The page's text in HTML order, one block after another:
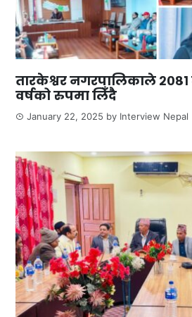
तारकेश्वर नगरपालिकाले
वर्षको रुपमा लिँदै
January 22, 2025 by Interview Nepal